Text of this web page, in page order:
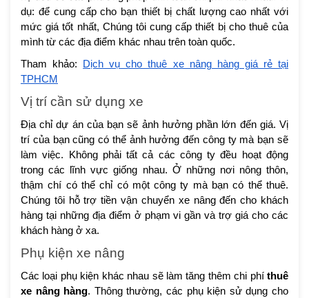
dụ: để cung cấp cho bạn thiết bị chất lượng cao nhất với
mức giá tốt nhất, Chúng tôi cung cấp thiết bị cho thuê của
mình từ các địa điểm khác nhau trên toàn quốc.
Tham khảo:
Dịch vụ cho thuê xe nâng hàng giá rẻ tại
TPHCM
Vị trí cần sử dụng xe
Địa chỉ dự án của bạn sẽ ảnh hưởng phần lớn đến giá. Vị
trí của bạn cũng có thể ảnh hưởng đến công ty mà bạn sẽ
làm việc. Không phải tất cả các công ty đều hoạt động
trong các lĩnh vực giống nhau. Ở những nơi nông thôn,
thậm chí có thể chỉ có một công ty mà bạn có thể thuê.
Chúng tôi hỗ trợ tiền vận chuyển xe nâng đến cho khách
hàng tại những địa điểm ở phạm vi gần và trợ giá cho các
khách hàng ở xa.
Phụ kiện xe nâng
Các loại phụ kiện khác nhau sẽ làm tăng thêm chi phí thuê
xe nâng hàng. Thông thường, các phụ kiện sử dụng cho